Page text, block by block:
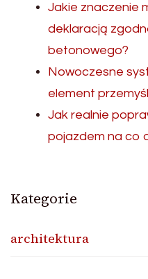
Jakie znaczenie
deklaracją
betonowego?
Nowoczesne
element
Jak realnie
pojazdem na co
Kategorie
architektura